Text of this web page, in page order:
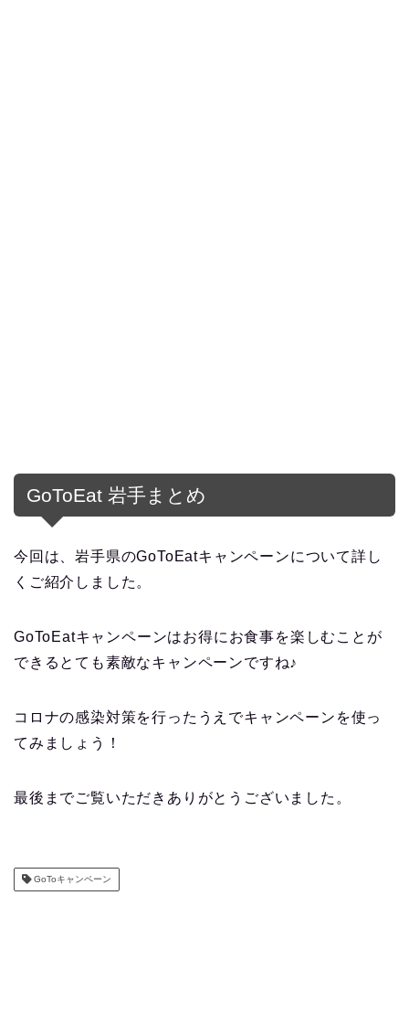
GoToEat 岩手まとめ
今回は、岩手県のGoToEatキャンペーンについて詳し
くご紹介しました。
GoToEatキャンペーンはお得にお食事を楽しむことが
できるとても素敵なキャンペーンですね♪
コロナの感染対策を行ったうえでキャンペーンを使っ
てみましょう！
最後までご覧いただきありがとうございました。
GoToキャンペーン